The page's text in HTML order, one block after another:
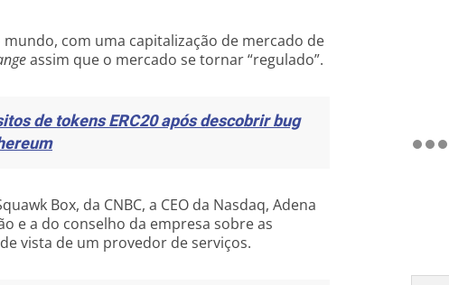
com uma capitalização de mercado de
assim que o mercado se tornar “regulado”.
de tokens ERC20 após descobrir bug
Box, da CNBC, a CEO da Nasdaq, Adena
e a do conselho da empresa sobre as
vista de um provedor de serviços.